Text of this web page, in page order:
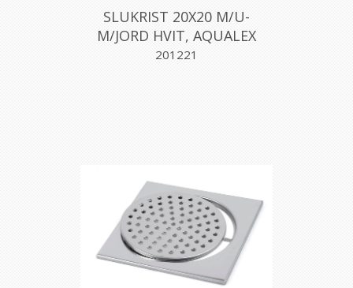
SLUKRIST 20X20 M/U-
M/JORD HVIT, AQUALEX
201221